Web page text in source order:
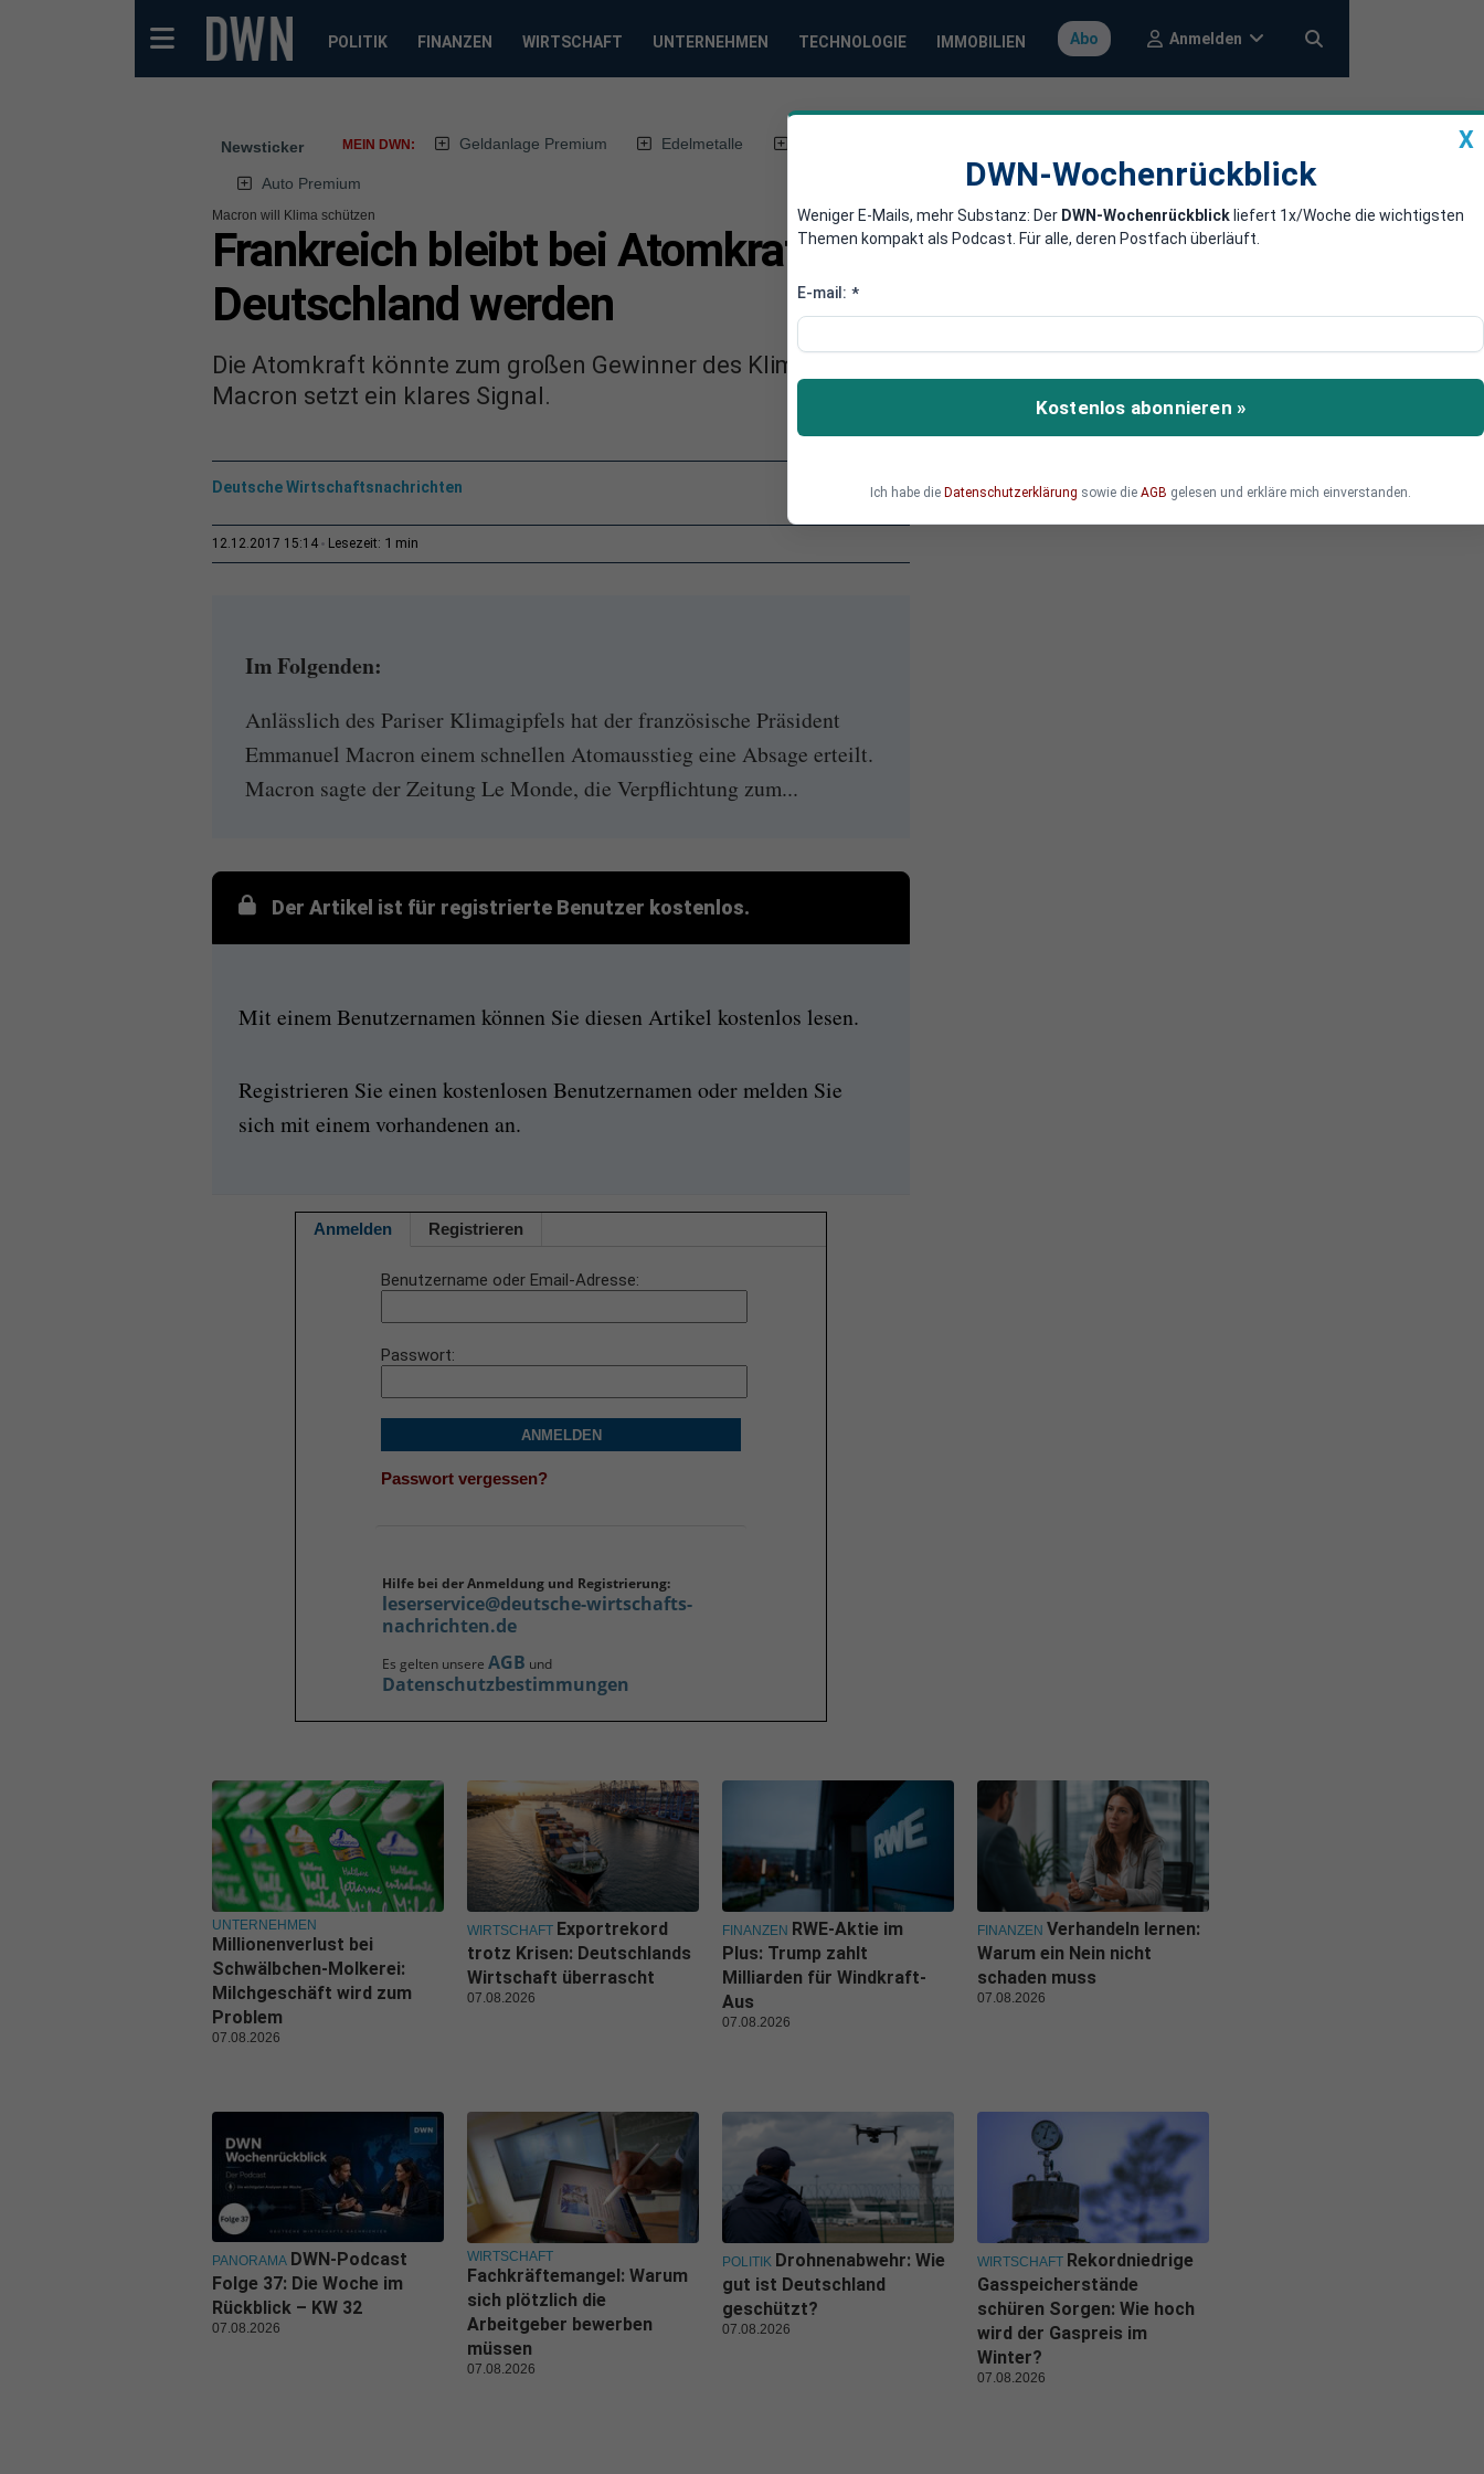
POLITIK FINANZEN WIRTSCHAFT UNTERNEHMEN TECHNOLOGIE IMMOBILIEN Abo Anmelden
Newsticker MEIN DWN: Geldanlage Premium Edelmetalle
Auto Premium
Macron will Klima schützen
Frankreich bleibt bei Atomkraft: Wollen nicht wie
Deutschland werden
Die Atomkraft könnte zum großen Gewinner des Klimaschutzes werden. Frankreichs Präsident
Macron setzt ein klares Signal.
Deutsche Wirtschaftsnachrichten
12.12.2017 15:14 Lesezeit: 1 min
Im Folgenden:
Anlässlich des Pariser Klimagipfels hat der französische Präsident
Emmanuel Macron einem schnellen Atomausstieg eine Absage erteilt.
Macron sagte der Zeitung Le Monde, die Verpflichtung zum...
Der Artikel ist für registrierte Benutzer kostenlos.
Mit einem Benutzernamen können Sie diesen Artikel kostenlos lesen.
Registrieren Sie einen kostenlosen Benutzernamen oder melden Sie
sich mit einem vorhandenen an.
Anmelden Registrieren
Benutzername oder Email-Adresse
Passwort
ANMELDEN
Passwort vergessen?
Hilfe bei der Anmeldung und Registrierung:
leserservice@deutsche-wirtschafts-
nachrichten.de
Es gelten unsere AGB und
Datenschutzbestimmungen
X
DWN-Wochenrückblick
Weniger E-Mails, mehr Substanz: Der DWN-Wochenrückblick liefert 1x/Woche die wichtigsten
Themen kompakt als Podcast. Für alle, deren Postfach überläuft.
E-mail: *
Kostenlos abonnieren »
Ich habe die Datenschutzerklärung sowie die AGB gelesen und erkläre mich einverstanden.
UNTERNEHMEN
Millionenverlust bei
Schwälbchen-Molkerei:
Milchgeschäft wird zum
Problem
07.08.2026
WIRTSCHAFT Exportrekord
trotz Krisen: Deutschlands
Wirtschaft überrascht
07.08.2026
FINANZEN RWE-Aktie im
Plus: Trump zahlt
Milliarden für Windkraft-
Aus
07.08.2026
FINANZEN Verhandeln lernen:
Warum ein Nein nicht
schaden muss
07.08.2026
PANORAMA DWN-Podcast
Folge 37: Die Woche im
Rückblick – KW 32
07.08.2026
WIRTSCHAFT
Fachkräftemangel: Warum
sich plötzlich die
Arbeitgeber bewerben
müssen
07.08.2026
POLITIK Drohnenabwehr: Wie
gut ist Deutschland
geschützt?
07.08.2026
WIRTSCHAFT Rekordniedrige
Gasspeicherstände
schüren Sorgen: Wie hoch
wird der Gaspreis im
Winter?
07.08.2026